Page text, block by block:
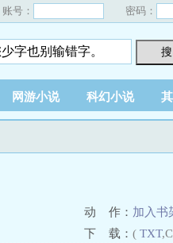
账号： 密码：
网游小说 科幻小说
动 作： 加入书
下 载： ( TXT